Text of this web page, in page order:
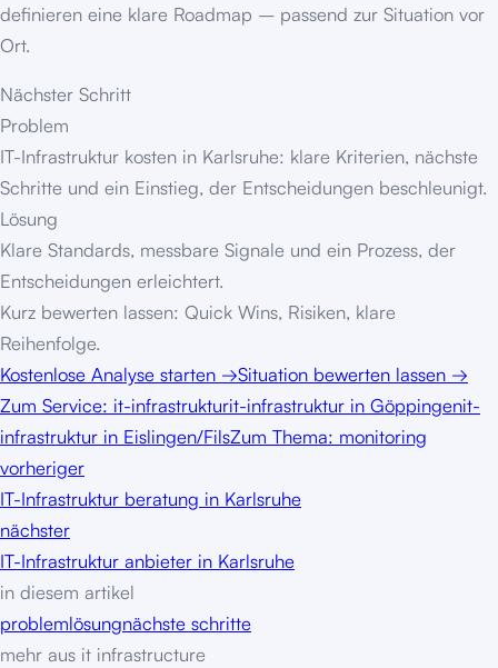
definieren eine klare Roadmap – passend zur Situation vor
Ort.
Nächster Schritt
Problem
IT-Infrastruktur kosten in Karlsruhe: klare Kriterien, nächste
Schritte und ein Einstieg, der Entscheidungen beschleunigt.
Lösung
Klare Standards, messbare Signale und ein Prozess, der
Entscheidungen erleichtert.
Kurz bewerten lassen: Quick Wins, Risiken, klare
Reihenfolge.
Kostenlose Analyse starten →Situation bewerten lassen →
Zum Service: it-infrastrukturit-infrastruktur in Göppingenit-
infrastruktur in Eislingen/FilsZum Thema: monitoring
vorheriger
IT-Infrastruktur beratung in Karlsruhe
nächster
IT-Infrastruktur anbieter in Karlsruhe
in diesem artikel
problemlösungnächste schritte
mehr aus it infrastructure